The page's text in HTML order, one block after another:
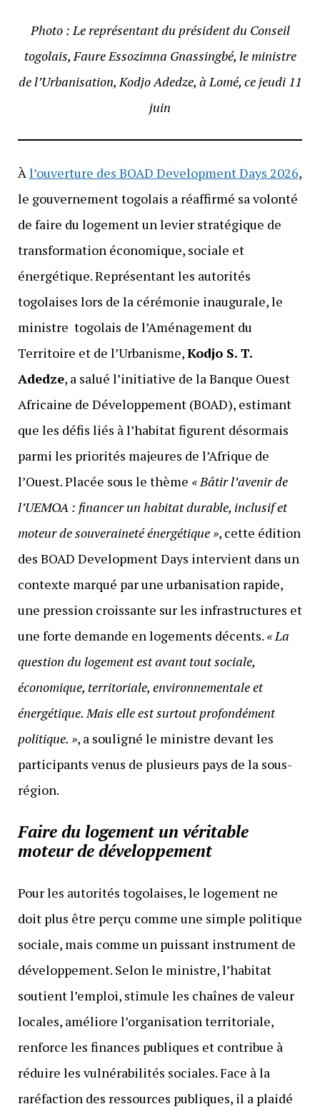
Photo : Le représentant du président du Conseil
togolais, Faure Essozimna Gnassingbé, le ministre
de l’Urbanisation, Kodjo Adedze, à Lomé, ce jeudi 11
juin
Àl’ouverture des BOAD Development Days 2026,
le gouvernement togolais a réaffirmé sa volonté
de faire du logement un levier stratégique de
transformation économique, sociale et
énergétique. Représentant les autorités
togolaises lors de la cérémonie inaugurale, le
ministre togolais de l’Aménagement du
Territoire et de l’Urbanisme,Kodjo S. T.
Adedze, a salué l’initiative de la Banque Ouest
Africaine de Développement (BOAD), estimant
que les défis liés à l’habitat figurent désormais
parmi les priorités majeures de l’Afrique de
l’Ouest. Placée sous le thème « Bâtir l’avenir de
l’UEMOA : financer un habitat durable, inclusif et
moteur de souveraineté énergétique », cette édition
des BOAD Development Days intervient dans un
contexte marqué par une urbanisation rapide,
une pression croissante sur les infrastructures et
une forte demande en logements décents. « La
question du logement est avant tout sociale,
économique, territoriale, environnementale et
énergétique. Mais elle est surtout profondément
politique. », a souligné le ministre devant les
participants venus de plusieurs pays de la sous-
région.
Faire du logement un véritable
moteur de développement
Pour les autorités togolaises, le logement ne
doit plus être perçu comme une simple politique
sociale, mais comme un puissant instrument de
développement. Selon le ministre, l’habitat
soutient l’emploi, stimule les chaînes de valeur
locales, améliore l’organisation territoriale,
renforce les finances publiques et contribue à
réduire les vulnérabilités sociales. Face à la
raréfaction des ressources publiques, il a plaidé